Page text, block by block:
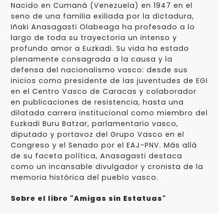
Nacido en Cumaná (Venezuela) en 1947 en el
seno de una familia exiliada por la dictadura,
Iñaki Anasagasti Olabeaga ha profesado a lo
largo de toda su trayectoria un intenso y
profundo amor a Euzkadi. Su vida ha estado
plenamente consagrada a la causa y la
defensa del nacionalismo vasco: desde sus
inicios como presidente de las juventudes de EGI
en el Centro Vasco de Caracas y colaborador
en publicaciones de resistencia, hasta una
dilatada carrera institucional como miembro del
Euzkadi Buru Batzar, parlamentario vasco,
diputado y portavoz del Grupo Vasco en el
Congreso y el Senado por el EAJ-PNV. Más allá
de su faceta política, Anasagasti destaca
como un incansable divulgador y cronista de la
memoria histórica del pueblo vasco.
Sobre el libro "Amigas sin Estatuas"